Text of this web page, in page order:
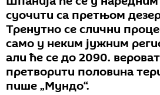
суочити са претњом
Тренутно се слични
само у неким јужним
али ће се до 2090.
претворити половина
пише „Мундо“.